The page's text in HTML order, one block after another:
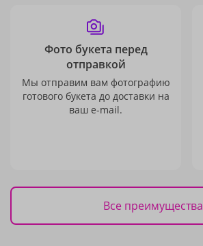
Фото букета перед
отправкой
Мы отправим вам фотографию
готового букета до доставки на
ваш e-mail.
Все преимущества